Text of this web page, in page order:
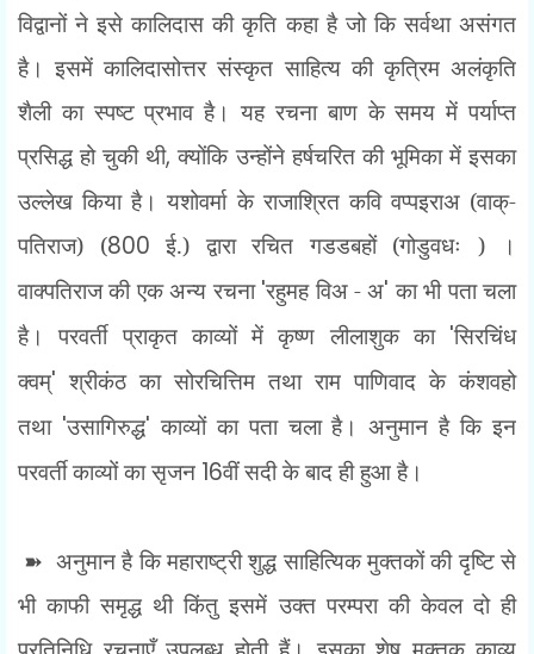
विद्वानों ने इसे कालिदास की कृति कहा है जो कि सर्वथा असंगत
है। इसमें कालिदासोत्तर संस्कृत साहित्य की कृत्रिम अलंकृति
शैली का स्पष्ट प्रभाव है। यह रचना बाण के समय में पर्याप्त
प्रसिद्ध हो चुकी थी,क्योंकि उन्होंने हर्षचरित की भूमिका में इसका
उल्लेख किया है। यशोवर्मा के राजाश्रित कवि वप्पइराअ (वाक्-
पतिराज) (800 ई.) द्वारा रचित गडडबहों (गोडुवधः ) ।
वाक्पतिराज की एक अन्य रचना 'रहुमह विअ - अ'का भी पता चला
है। परवर्ती प्राकृत काव्यों में कृष्ण लीलाशुक का 'सिरचिंध
क्वम्'श्रीकंठ का सोरचित्तिम तथा राम पाणिवाद के कंशवहो
तथा 'उसागिरुद्ध'काव्यों का पता चला है। अनुमान है कि इन
परवर्ती काव्यों का सृजन 16वीं सदी के बाद ही हुआ है।
➽अनुमान है कि महाराष्ट्री शुद्ध साहित्यिक मुक्तकों की दृष्टि से
भी काफी समृद्ध थी किंतु इसमें उक्त परम्परा की केवल दो ही